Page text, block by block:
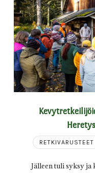
RETKIVARUSTEET
Jälleen tuli syksy